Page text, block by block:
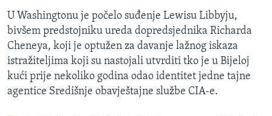
navigaciju
Idi
na
pretragu
VIJESTI
SJEDINJENE AMERIČKE DRŽAVE
BOSNA I HERCEGOVINA
SVIJET
NAUKA I TEHNOLOGIJA
SPECIJALNI PROJEKTI
KORUPCIJA
SLOBODA MEDIJA
U Washingtonu je počelo suđenje Lewisu Libbyju,
bivšem predstojniku ureda dopredsjednika Richarda
Cheneya, koji je optužen za davanje lažnog iskaza
istražiteljima koji su nastojali utvrditi tko je u Bijeloj
kući prije nekoliko godina odao identitet jedne tajne
agentice Središnje obavještajne službe CIA-e.